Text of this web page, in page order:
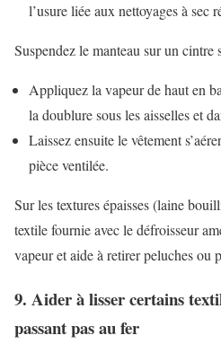
l’usure liée aux nettoyages à sec
Suspendez le manteau sur un cintre
Appliquez la vapeur de haut en
la doublure sous les aisselles et
Laissez ensuite le vêtement
pièce ventilée.
Sur les textures épaisses (laine
textile fournie avec le défroisseur
vapeur et aide à retirer peluches ou
9. Aider à lisser certains
passant pas au fer